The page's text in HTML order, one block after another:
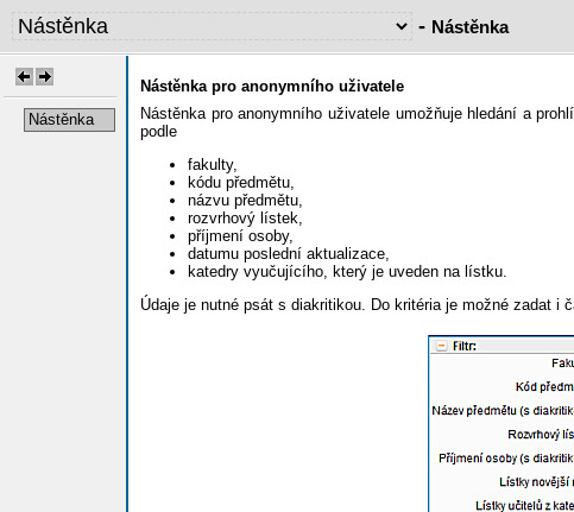
- Nástěnka
Nástěnka
Nástěnka pro anonymního uživatele
Nástěnka pro anonymního uživatele umožňuje hledání a
podle
fakulty,
kódu předmětu,
názvu předmětu,
rozvrhový lístek,
příjmení osoby,
datumu poslední aktualizace,
katedry vyučujícího, který je uveden na lístku.
Údaje je nutné psát s diakritikou. Do kritéria je možné zadat i